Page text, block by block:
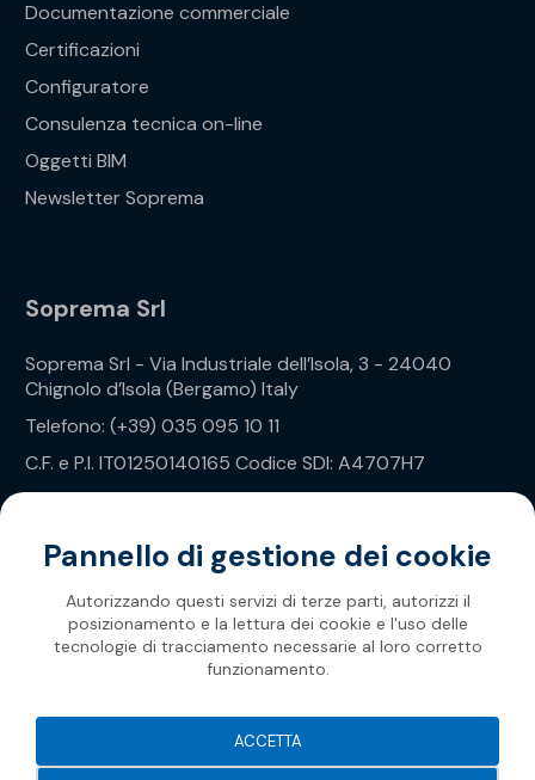
Documentazione commerciale
Certificazioni
Configuratore
Consulenza tecnica on-line
Oggetti BIM
Newsletter Soprema
Soprema Srl
Soprema Srl - Via Industriale dell’Isola, 3 - 24040
Chignolo d’Isola (Bergamo) Italy
Telefono: (+39) 035 095 10 11
C.F. e P.I. IT01250140165 Codice SDI: A4707H7
Privacy Policy
Soprema 2026
Pannello di gestione dei cookie
Autorizzando questi servizi di terze parti, autorizzi il
posizionamento e la lettura dei cookie e l'uso delle
tecnologie di tracciamento necessarie al loro corretto
funzionamento.
ACCETTA